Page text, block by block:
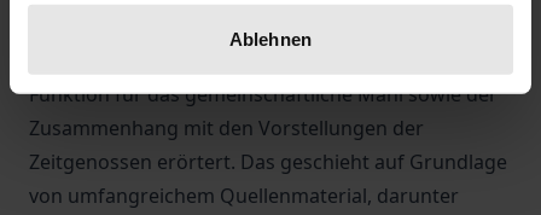
Ablehnen
In dieser Studie wird der gesellschaftliche
Funktion für das gemeinschaftliche Mahl sowie der
Zusammenhang mit den Vorstellungen der
Zeitgenossen erörtert. Das geschieht auf Grundlage
von umfangreichem Quellenmaterial, darunter